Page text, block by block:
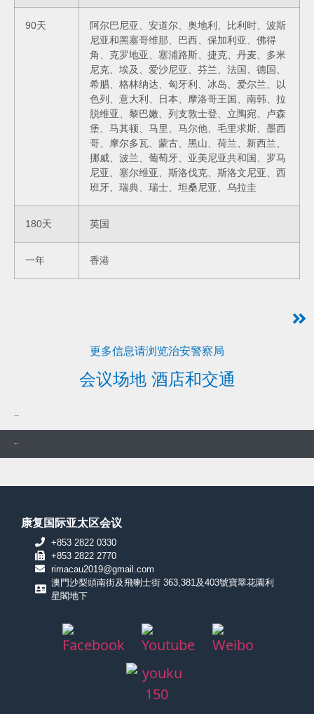
90天
阿尔巴尼亚、安道尔、奥地利、比利时、波斯
尼亚和黑塞哥维那、巴西、保加利亚、佛得
角、克罗地亚、塞浦路斯、捷克、丹麦、多米
尼克、埃及、爱沙尼亚、芬兰、法国、德国、
希腊、格林纳达、匈牙利、冰岛、爱尔兰、以
色列、意大利、日本、摩洛哥王国、南韩、拉
脱维亚、黎巴嫩、列支敦士登、立陶宛、卢森
堡、马其顿、马里、马尔他、毛里求斯、墨西
哥、摩尔多瓦、蒙古、黑山、荷兰、新西兰、
挪威、波兰、葡萄牙、亚美尼亚共和国、罗马
尼亚、塞尔维亚、斯洛伐克、斯洛文尼亚、西
班牙、瑞典、瑞士、坦桑尼亚、乌拉圭
180天 英国
一年 香港
更多信息请浏览治安警察局
会议场地 酒店和交通
康复国际亚太区会议
+853 2822 0330
+853 2822 2770
rimacau2019@gmail.com
澳門沙梨頭南街及飛喇士街 363,381及403號寶翠花園利
星閣地下